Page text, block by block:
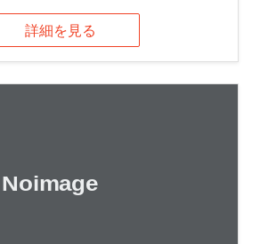
詳細を見る